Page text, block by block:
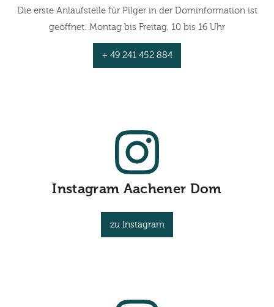
Die erste Anlaufstelle für Pilger in der Dominformation ist
geöffnet: Montag bis Freitag, 10 bis 16 Uhr
+ 49 241 452 884
Instagram Aachener Dom
zu Instagram